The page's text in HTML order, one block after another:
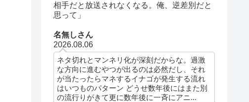
相手だと放送されなくなる。俺、逆差別だと
思って」
名無しさん
2026.08.06
ネタ切れとマンネリ化が深刻だからな。過激
な方向に進むやつが出るのは必然だし、それ
が当たったらマネするイナゴが発生する流れ
はいつものパターン どうせ数年後にはまた別
の流行りがきて更に数年後に一斉にアニ...